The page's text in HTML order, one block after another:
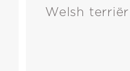
Welsh